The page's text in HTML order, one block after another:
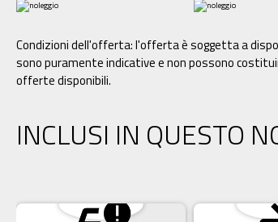
Condizioni dell'offerta: l'offerta è soggetta a
sono puramente indicative e non possono
offerte disponibili.
INCLUSI IN QUESTO